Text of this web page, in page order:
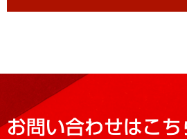
お問い合わせはこち